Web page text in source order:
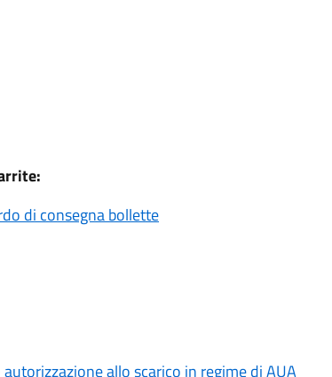
di consegna bollette
allo scarico in regime di AUA